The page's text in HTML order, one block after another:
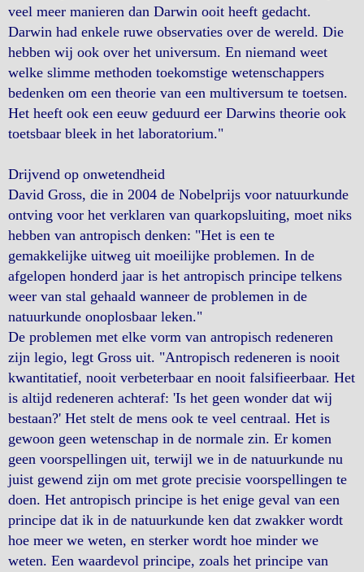
veel meer manieren dan Darwin ooit heeft gedacht.
Darwin had enkele ruwe observaties over de wereld. Die
hebben wij ook over het universum. En niemand weet
welke slimme methoden toekomstige wetenschappers
bedenken om een theorie van een multiversum te toetsen.
Het heeft ook een eeuw geduurd eer Darwins theorie ook
toetsbaar bleek in het laboratorium."
Drijvend op onwetendheid
David Gross, die in 2004 de Nobelprijs voor natuurkunde
ontving voor het verklaren van quarkopsluiting, moet niks
hebben van antropisch denken: "Het is een te
gemakkelijke uitweg uit moeilijke problemen. In de
afgelopen honderd jaar is het antropisch principe telkens
weer van stal gehaald wanneer de problemen in de
natuurkunde onoplosbaar leken."
De problemen met elke vorm van antropisch redeneren
zijn legio, legt Gross uit. "Antropisch redeneren is nooit
kwantitatief, nooit verbeterbaar en nooit falsifieerbaar. Het
is altijd redeneren achteraf: 'Is het geen wonder dat wij
bestaan?' Het stelt de mens ook te veel centraal. Het is
gewoon geen wetenschap in de normale zin. Er komen
geen voorspellingen uit, terwijl we in de natuurkunde nu
juist gewend zijn om met grote precisie voorspellingen te
doen. Het antropisch principe is het enige geval van een
principe dat ik in de natuurkunde ken dat zwakker wordt
hoe meer we weten, en sterker wordt hoe minder we
weten. Een waardevol principe, zoals het principe van